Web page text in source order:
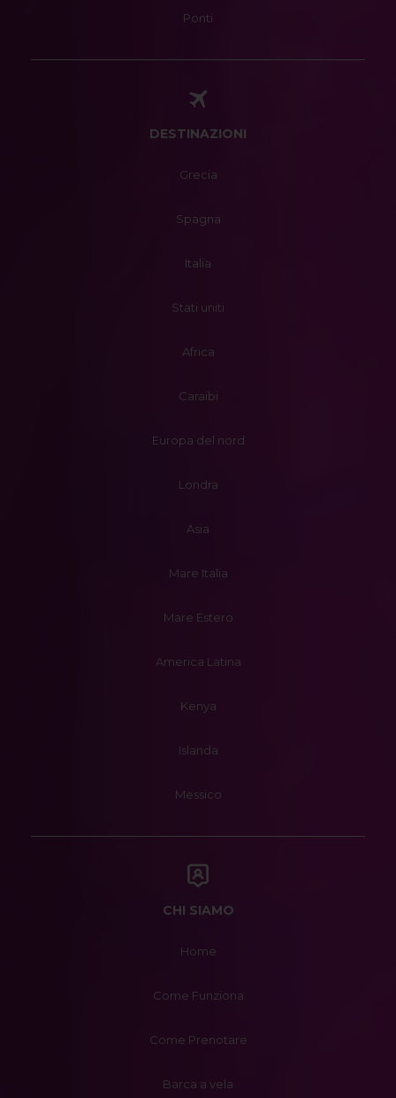
Ponti
DESTINAZIONI
Grecia
Spagna
Italia
Stati uniti
Africa
Caraibi
Europa del nord
Londra
Asia
Mare Italia
Mare Estero
America Latina
Kenya
Islanda
Messico
CHI SIAMO
Home
Come Funziona
Come Prenotare
Barca a vela